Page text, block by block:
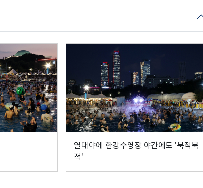
열대야에 한강수영장 야간에도 '북적북
적'